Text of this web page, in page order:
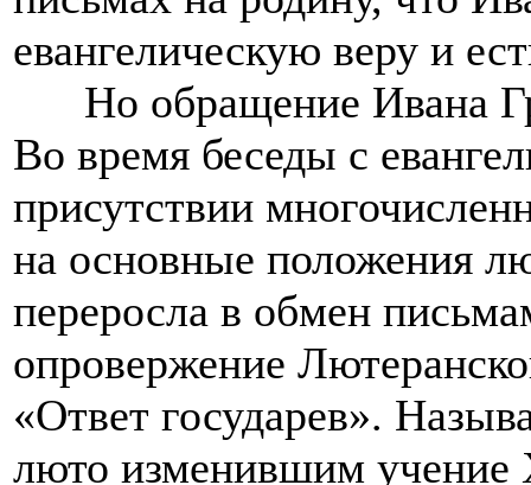
евангелическую веру и
Но обращение Ивана
Во время беседы с
присутствии
на основные положения
переросла в обмен
опровержение
«Ответ государев».
люто изменившим учение